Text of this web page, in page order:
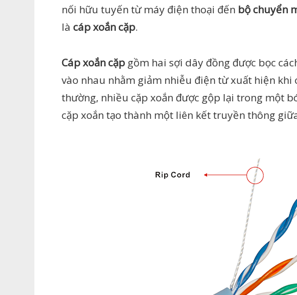
nối hữu tuyến từ máy điện thoại đến bộ chuyển
là cáp xoắn cặp.
Cáp xoắn cặp gồm hai sợi dây đồng được bọc
vào nhau nhằm giảm nhiễu điện từ xuất hiện khi
thường, nhiều cặp xoắn được gộp lại trong một
cặp xoắn tạo thành một liên kết truyền thông